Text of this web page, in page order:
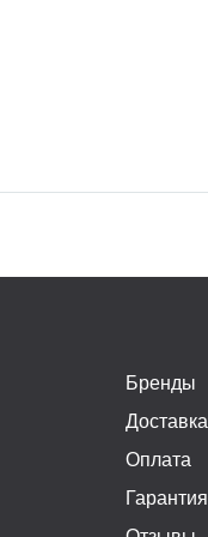
Бренды
Доставка
Оплата
Гарантия